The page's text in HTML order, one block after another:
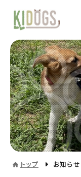
トップ お知らせ